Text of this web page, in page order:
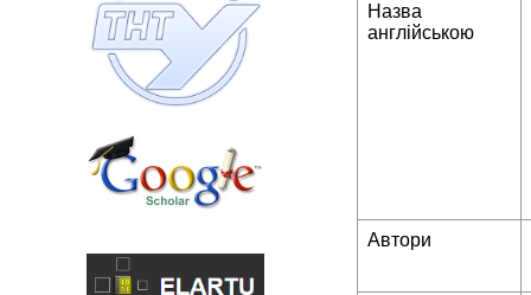
Назва
англійською
Автори